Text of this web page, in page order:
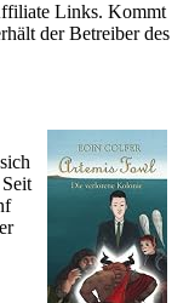
Links. Kommt
der Betreiber des